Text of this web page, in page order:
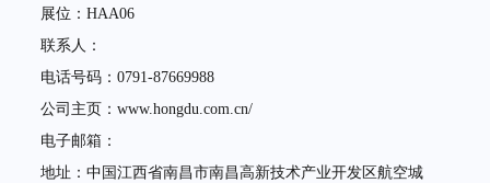
展位：HAA06
联系人：
电话号码：0791-87669988
公司主页：www.hongdu.com.cn/
电子邮箱：
地址：中国江西省南昌市南昌高新技术产业开发区航空城